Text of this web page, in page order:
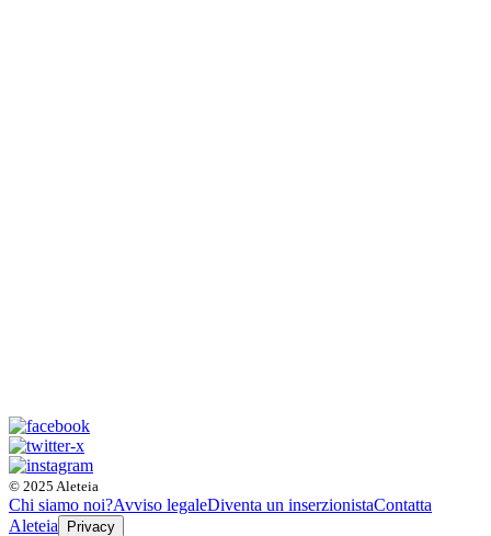
© 2025 Aleteia
Chi siamo noi?Avviso legaleDiventa un inserzionistaContatta
Aleteia
Privacy